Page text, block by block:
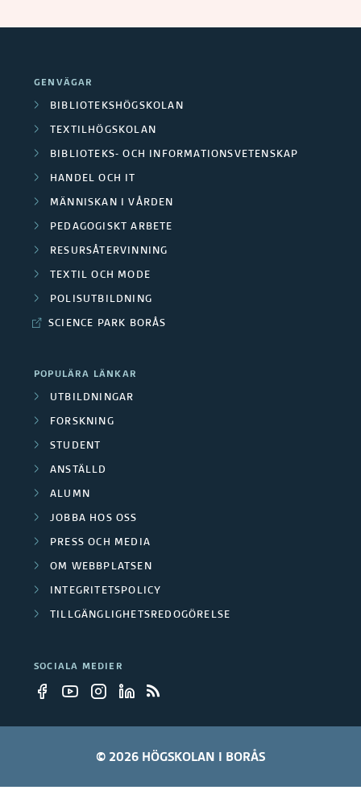
GENVÄGAR
BIBLIOTEKSHÖGSKOLAN
TEXTILHÖGSKOLAN
BIBLIOTEKS- OCH INFORMATIONSVETENSKAP
HANDEL OCH IT
MÄNNISKAN I VÅRDEN
PEDAGOGISKT ARBETE
RESURSÅTERVINNING
TEXTIL OCH MODE
POLISUTBILDNING
SCIENCE PARK BORÅS
POPULÄRA LÄNKAR
UTBILDNINGAR
FORSKNING
STUDENT
ANSTÄLLD
ALUMN
JOBBA HOS OSS
PRESS OCH MEDIA
OM WEBBPLATSEN
INTEGRITETSPOLICY
TILLGÄNGLIGHETSREDOGÖRELSE
SOCIALA MEDIER
© 2026 HÖGSKOLAN I BORÅS